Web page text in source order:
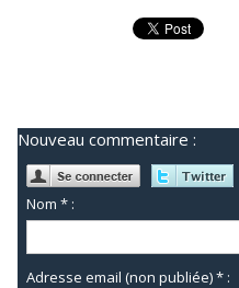
Nouveau commentaire :
Nom * :
Adresse email (non publiée) * :